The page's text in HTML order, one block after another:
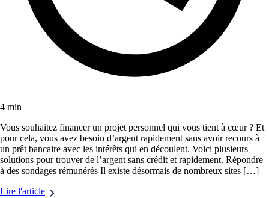
4 min
Vous souhaitez financer un projet personnel qui vous tient à cœur ? Et
pour cela, vous avez besoin d’argent rapidement sans avoir recours à
un prêt bancaire avec les intérêts qui en découlent. Voici plusieurs
solutions pour trouver de l’argent sans crédit et rapidement. Répondre
à des sondages rémunérés Il existe désormais de nombreux sites […]
Lire l'article